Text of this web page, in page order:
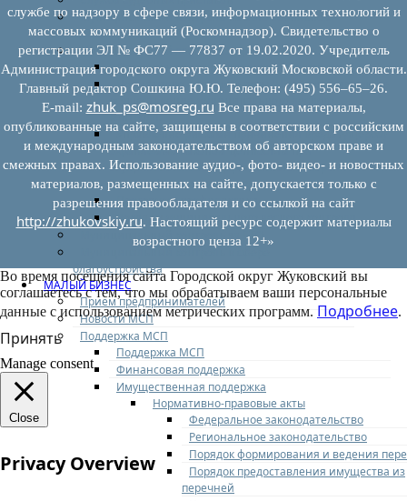
Муниципальный контроль на автомобильном
транспорте
Муниципальный лесной контроль
Орган муниципального лесного контроля
Нормативно-правовые акты (НПА), регулирующие
осуществление муниципального лесного
контроля:
Управление рисками причинения вреда (ущерба)
охраняемым законом ценностям при
осуществлении государственного контроля
(надзора), муниципального контроля
Программа профилактики
Доклады муниципального лесного контроля
Муниципальный контроль за ЕТО
Муниципальный контроль в сфере
благоустройства
МАЛЫЙ БИЗНЕС
Прием предпринимателей
Новости МСП
Поддержка МСП
Поддержка МСП
Финансовая поддержка
Имущественная поддержка
Нормативно-правовые акты
Федеральное законодательство
Региональное законодательство
Порядок формирования и ведения
Порядок предоставления имущества из
перечней
службе по надзору в сфере связи, информационных технологий и
массовых коммуникаций (Роскомнадзор). Свидетельство о
регистрации ЭЛ № ФС77 — 77837 от 19.02.2020. Учредитель
Администрация городского округа Жуковский Московской области.
Главный редактор Сошкина Ю.Ю. Телефон: (495) 556–65–26.
E‑mail: zhuk_ps@mosreg.ru Все права на материалы,
опубликованные на сайте, защищены в соответствии с российским
и международным законодательством об авторском праве и
смежных правах. Использование аудио-, фото- видео- и новостных
материалов, размещенных на сайте, допускается только с
разрешения правообладателя и со ссылкой на сайт
http://zhukovskiy.ru. Настоящий ресурс содержит материалы
возрастного ценза 12+»
Во время посещения сайта Городской округ Жуковский вы
соглашаетесь с тем, что мы обрабатываем ваши персональные
данные с использованием метрических программ. Подробнее.
Принять
Manage consent
Close
Privacy Overview